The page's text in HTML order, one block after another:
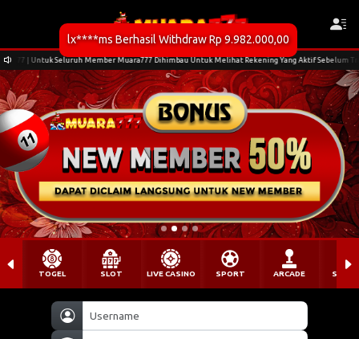
Muara777 Dihimbau Untuk Melihat Rekening Yang Aktif Sebelum Transfer | Link Alternatif :
TOGEL SLOT LIVE CASINO SPORT ARCADE
lx****ms Berhasil Withdraw Rp 9.982.000,00